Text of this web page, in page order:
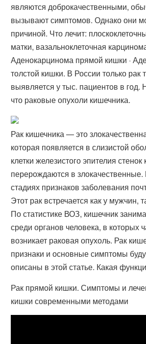
являются доброкачественными,
вызывают симптомов. Однако они
причиной. Что лечит:
матки, вазальноклеточная
Аденокарцинома прямой кишки ·
толстой кишки. В России только рак
выявляется у тыс. пациентов в год.
что раковые опухоли кишечника.
Рак кишечника — это
которая появляется в слизистой
клетки железистого эпителия стенок
перерождаются в
стадиях признаков заболевания
Этот рак встречается как у мужчин,
По статистике ВОЗ, кишечник
среди органов человека, в которых
возникает раковая опухоль. Рак
признаки и основные симптомы
описаны в этой статье. Какая
Рак прямой кишки. Симптомы и
кишки современными методами